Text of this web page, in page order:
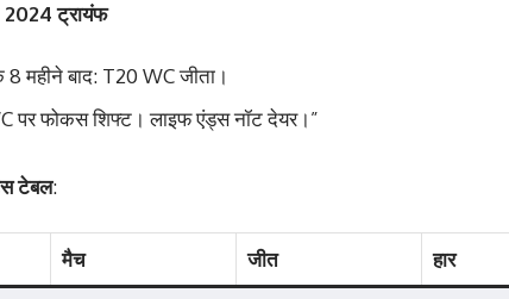
ट्रायंफ
8 महीने बाद: T20 WC जीता।
पर फोकस शिफ्ट। लाइफ एंड्स नॉट देयर।”
टेबल:
मैच जीत हार